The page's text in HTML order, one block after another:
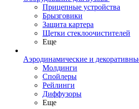
Прицепные устройства
Брызговики
Защита картера
Щетки стеклоочистителей
Еще
Аэродинамические и
Молдинги
Спойлеры
Рейлинги
Диффузоры
Еще